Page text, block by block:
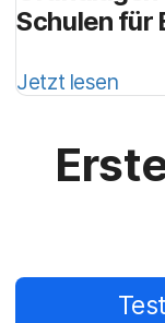
Schulen für
Jetzt lesen